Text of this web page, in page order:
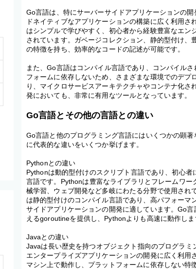
Go言語は、特にサーバーサイドアプリケーションの
ドネイティブなアプリケーションの構築に広く利用さ
はシンプルで学びやすく、初心者から経験豊富なエン
されています。ガベージコレクション、静的型付け、
の特徴を持ち、効率的なコードの記述が可能です。
また、Go言語はコンパイル言語であり、コンパイル
フォームに依存しないため、さまざまな環境でのデプ
り、マイクロサービスアーキテクチャやコンテナ化さ
発においても、非常に有用なツールとなっています。
Go言語とその他の言語との違い
Go言語と他のプログラミング言語にはいくつかの顕
に代表的な違いをいくつか挙げます。
Pythonとの違い
Pythonは動的型付けのスクリプト言語であり、初心者
言語です。Pythonは豊富なライブラリとフレームワー
械学習、ウェブ開発など多岐にわたる分野で使用され
は静的型付けのコンパイル言語であり、高パフォーマ
サイドアプリケーションの開発に適しています。Go
えるgoroutineを提供し、Pythonよりも高速に動作しま
Javaとの違い
Javaは長い歴史を持つオブジェクト指向のプログラミ
エンタープライズアプリケーションの開発に広く利用
マシン上で動作し、プラットフォームに依存しない特